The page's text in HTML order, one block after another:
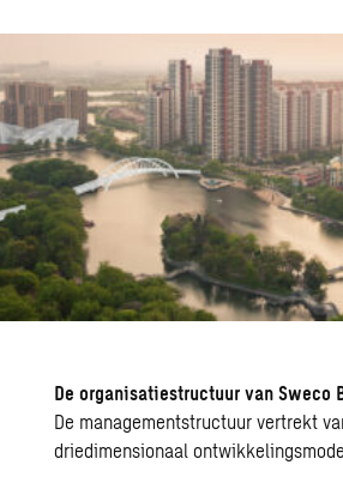
De organisatiestructuur van Sweco
De managementstructuur vertrekt
driedimensionaal